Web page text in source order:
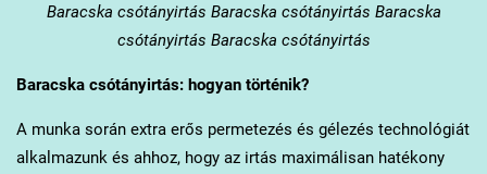
Baracska csótányirtás Baracska csótányirtás Baracska
csótányirtás Baracska csótányirtás
Baracskacsótányirtás: hogyan történik?
A munka során extra erős permetezés és gélezés technológiát
alkalmazunk és ahhoz, hogy az irtás maximálisan hatékony